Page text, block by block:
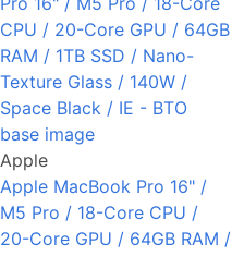
Apple
Apple MacBook Pro 16" /
M5 Pro / 18-Core CPU /
20-Core GPU / 64GB RAM /